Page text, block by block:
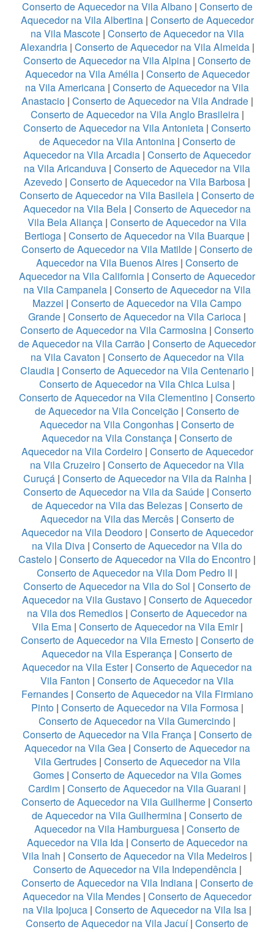
Conserto de Aquecedor na Vila Albano| Conserto de
Aquecedor na Vila Albertina| Conserto de Aquecedor
na Vila Mascote| Conserto de Aquecedor na Vila
Alexandria| Conserto de Aquecedor na Vila Almeida |
Conserto de Aquecedor na Vila Alpina | Conserto de
Aquecedor na Vila Amélia | Conserto de Aquecedor
na Vila Americana | Conserto de Aquecedor na Vila
Anastacio| Conserto de Aquecedor na Vila Andrade|
Conserto de Aquecedor na Vila Anglo Brasileira|
Conserto de Aquecedor na Vila Antonieta | Conserto
de Aquecedor na Vila Antonina| Conserto de
Aquecedor na Vila Arcadia | Conserto de Aquecedor
na Vila Aricanduva | Conserto de Aquecedor na Vila
Azevedo | Conserto de Aquecedor na Vila Barbosa |
Conserto de Aquecedor na Vila Basileia | Conserto de
Aquecedor na Vila Bela | Conserto de Aquecedor na
Vila Bela Aliança | Conserto de Aquecedor na Vila
Bertioga | Conserto de Aquecedor na Vila Buarque |
Conserto de Aquecedor na Vila Matilde | Conserto de
Aquecedor na Vila Buenos Aires| Conserto de
Aquecedor na Vila California | Conserto de Aquecedor
na Vila Campanela | Conserto de Aquecedor na Vila
Mazzei | Conserto de Aquecedor na Vila Campo
Grande | Conserto de Aquecedor na Vila Carioca |
Conserto de Aquecedor na Vila Carmosina | Conserto
de Aquecedor na Vila Carrão | Conserto de Aquecedor
na Vila Cavaton | Conserto de Aquecedor na Vila
Claudia | Conserto de Aquecedor na Vila Centenario |
Conserto de Aquecedor na Vila Chica Luisa |
Conserto de Aquecedor na Vila Clementino | Conserto
de Aquecedor na Vila Conceição | Conserto de
Aquecedor na Vila Congonhas | Conserto de
Aquecedor na Vila Constança | Conserto de
Aquecedor na Vila Cordeiro| Conserto de Aquecedor
na Vila Cruzeiro | Conserto de Aquecedor na Vila
Curuçá | Conserto de Aquecedor na Vila da Rainha |
Conserto de Aquecedor na Vila da Saúde| Conserto
de Aquecedor na Vila das Belezas| Conserto de
Aquecedor na Vila das Mercês| Conserto de
Aquecedor na Vila Deodoro| Conserto de Aquecedor
na Vila Diva | Conserto de Aquecedor na Vila do
Castelo | Conserto de Aquecedor na Vila do Encontro |
Conserto de Aquecedor na Vila Dom Pedro II |
Conserto de Aquecedor na Vila do Sol | Conserto de
Aquecedor na Vila Gustavo | Conserto de Aquecedor
na Vila dos Remedios | Conserto de Aquecedor na
Vila Ema| Conserto de Aquecedor na Vila Emir|
Conserto de Aquecedor na Vila Ernesto| Conserto de
Aquecedor na Vila Esperança | Conserto de
Aquecedor na Vila Ester| Conserto de Aquecedor na
Vila Fanton | Conserto de Aquecedor na Vila
Fernandes| Conserto de Aquecedor na Vila Firmiano
Pinto| Conserto de Aquecedor na Vila Formosa|
Conserto de Aquecedor na Vila Gumercindo |
Conserto de Aquecedor na Vila França| Conserto de
Aquecedor na Vila Gea| Conserto de Aquecedor na
Vila Gertrudes| Conserto de Aquecedor na Vila
Gomes| Conserto de Aquecedor na Vila Gomes
Cardim | Conserto de Aquecedor na Vila Guarani |
Conserto de Aquecedor na Vila Guilherme | Conserto
de Aquecedor na Vila Guilhermina | Conserto de
Aquecedor na Vila Hamburguesa | Conserto de
Aquecedor na Vila Ida| Conserto de Aquecedor na
Vila Inah | Conserto de Aquecedor na Vila Medeiros |
Conserto de Aquecedor na Vila Independência|
Conserto de Aquecedor na Vila Indiana| Conserto de
Aquecedor na Vila Mendes | Conserto de Aquecedor
na Vila Ipojuca | Conserto de Aquecedor na Vila Isa |
Conserto de Aquecedor na Vila Jacuí| Conserto de